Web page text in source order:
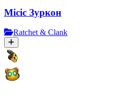
Місіс Зуркон
Ratchet & Clank